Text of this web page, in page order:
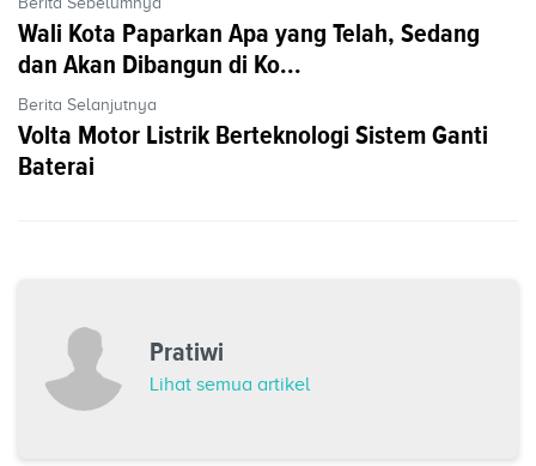
Wali Kota Paparkan Apa yang Telah, Sedang
dan Akan Dibangun di Ko...
Berita Selanjutnya
Volta Motor Listrik Berteknologi Sistem Ganti
Baterai
Pratiwi
Lihat semua artikel